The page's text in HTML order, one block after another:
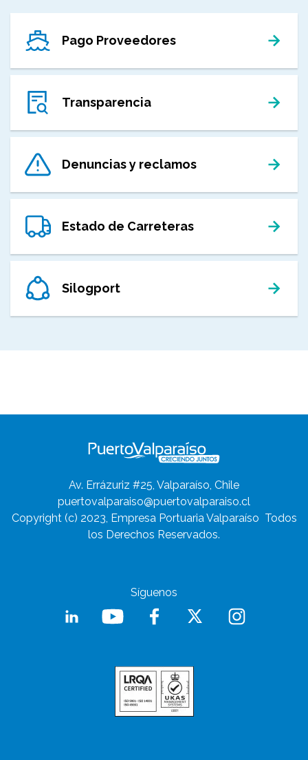
Pago Proveedores
Transparencia
Denuncias y reclamos
Estado de Carreteras
Silogport
Av. Errázuriz #25, Valparaíso, Chile
puertovalparaiso@puertovalparaiso.cl
Copyright (c) 2023, Empresa Portuaria Valparaíso Todos
los Derechos Reservados.
Síguenos